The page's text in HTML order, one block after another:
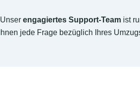
Unser engagiertes Support-Teamist
Ihnen jede Frage bezüglich Ihres